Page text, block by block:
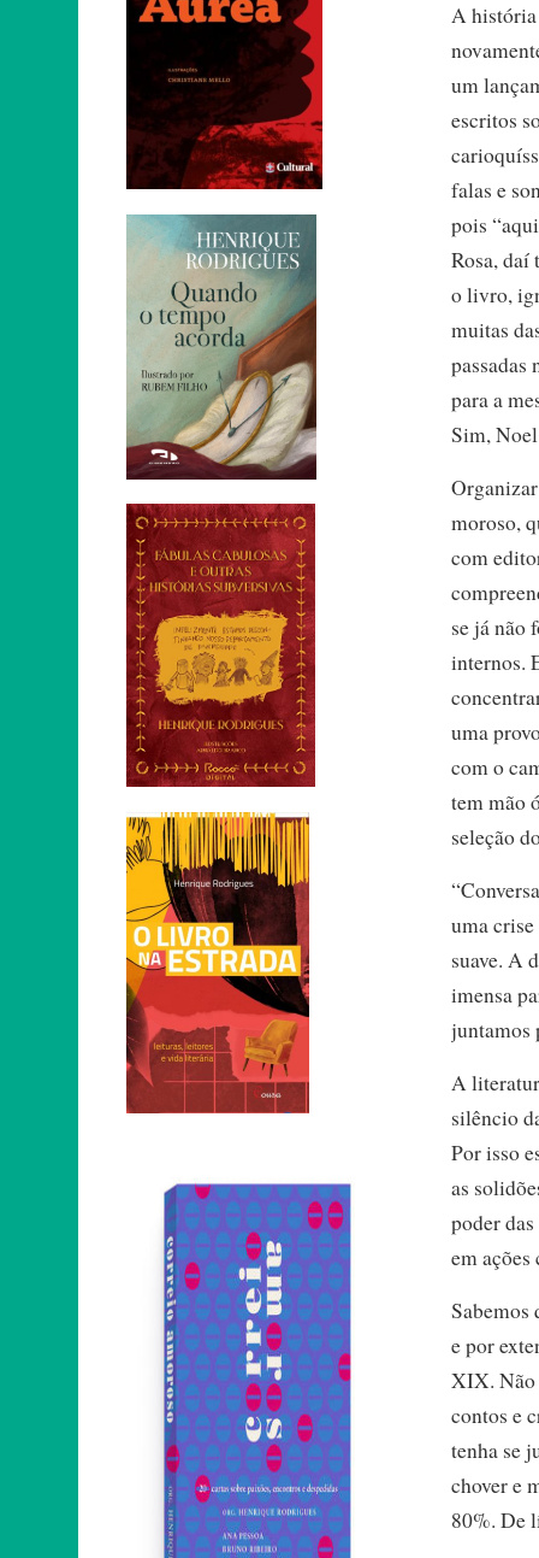
A história
um
escritos
falas e
pois
Rosa,
o livro,
muitas
para a
Sim,
moroso,
com
se já não
internos.
uma
com o
tem mão
seleção
uma
suave. A
imensa
juntamos
A
silêncio
Por isso
as
poder
em
e por
XIX. Não
contos e
tenha se
chover e
80%. De